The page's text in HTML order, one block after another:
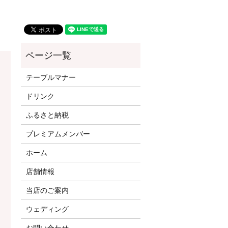
テーブルマナー
ドリンク
ふるさと納税
プレミアムメンバー
ホーム
店舗情報
当店のご案内
ウェディング